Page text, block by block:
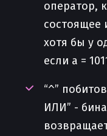
оператор,
состоящее
хотя бы у
если a =
“^”
ИЛИ” -